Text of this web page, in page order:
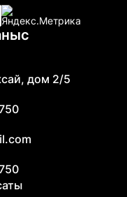
дом 2/5